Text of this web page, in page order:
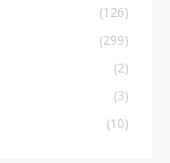
(126)
(299)
(2)
(3)
(10)